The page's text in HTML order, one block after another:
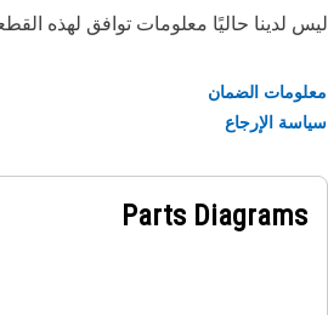
لدينا حاليًا معلومات توافق لهذه القطعة.
الضمان
الإرجاع
Parts Diagrams